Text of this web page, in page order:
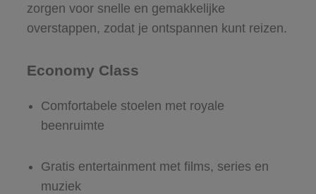
zorgen voor snelle en gemakkelijke
overstappen, zodat je ontspannen kunt reizen.
Economy Class
Comfortabele stoelen met royale
beenruimte
Gratis entertainment met films, series en
muziek